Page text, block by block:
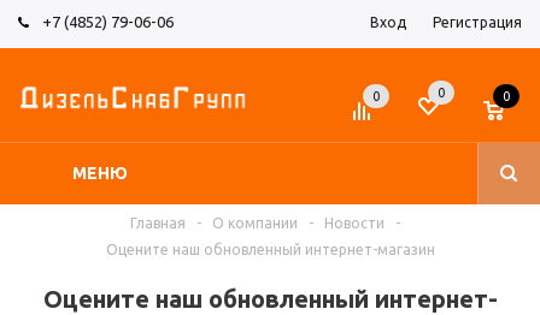
+7 (4852) 79-06-06 Вход Регистрация
МЕНЮ
0 0 0
Главная - О компании - Новости
-
Оцените наш обновленный интернет-магазин
Оцените наш обновленный интернет-